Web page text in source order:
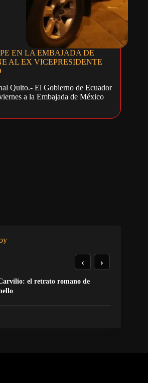
EN LA EMBAJADA DE
AL EX VICEPRESIDENTE
Quito.- El Gobierno de Ecuador
a la Embajada de México
el retrato romano de
‹ ›